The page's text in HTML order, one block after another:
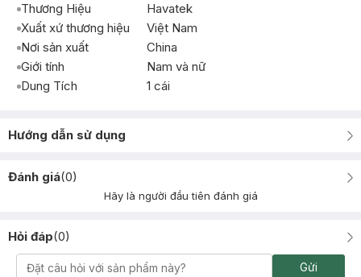
Thương Hiệu
Havatek
Xuất xứ thương hiệu
Việt Nam
Nơi sản xuất
China
Giới tính
Nam và nữ
Dung Tích
1 cái
Hướng dẫn sử dụng
Đánh giá(0)
Hãy là người đầu tiên đánh giá
Hỏi đáp(0)
Gửi